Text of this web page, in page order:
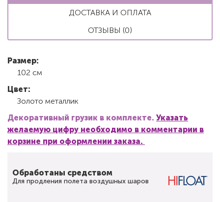
ДОСТАВКА И ОПЛАТА
ОТЗЫВЫ (0)
Размер:
102 см
Цвет:
Золото металлик
Декоративный грузик в комплекте. Указать
желаемую цифру необходимо в комментарии в
корзине при оформлении заказа.
Обработаны средством
Для продления полета воздушных шаров